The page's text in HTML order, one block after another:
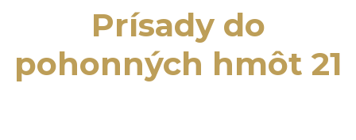
Prísady do
pohonných hmôt 21